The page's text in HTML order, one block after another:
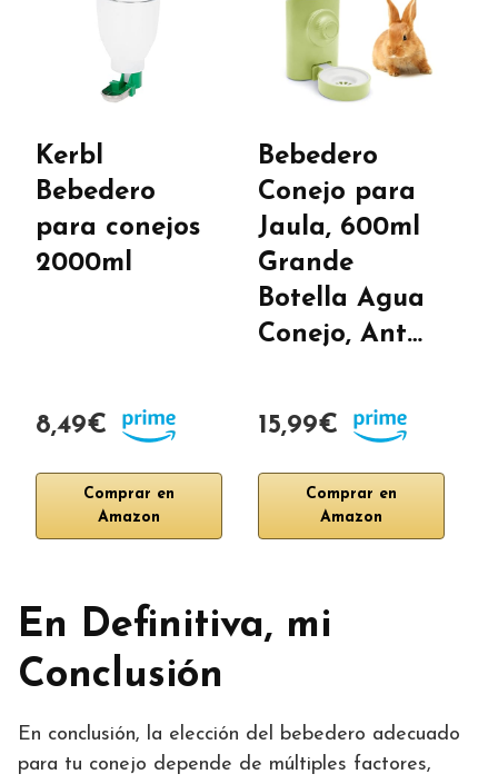
Kerbl
Bebedero
para conejos
2000ml
8,49€
Comprar en
Amazon
Bebedero
Conejo para
Jaula, 600ml
Grande
Botella Agua
Conejo, Ant…
15,99€
Comprar en
Amazon
En Definitiva, mi
Conclusión
En conclusión, la elección del bebedero adecuado
para tu conejo depende de múltiples factores,